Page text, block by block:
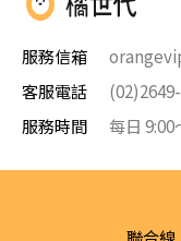
服務信箱
客服電話
服務時間
每日 9:00